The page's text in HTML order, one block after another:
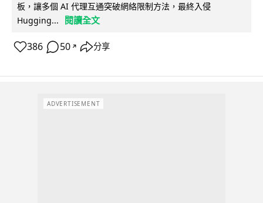
板，讓多個 AI 代理互通突破網絡限制方法，最終入侵
Hugging...
閱讀全文
386 50 ↗ 分享
ADVERTISEMENT